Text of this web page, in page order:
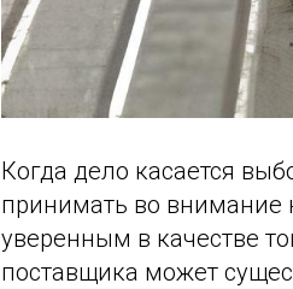
Когда дело касается
принимать во внимание
уверенным в качестве
поставщика может